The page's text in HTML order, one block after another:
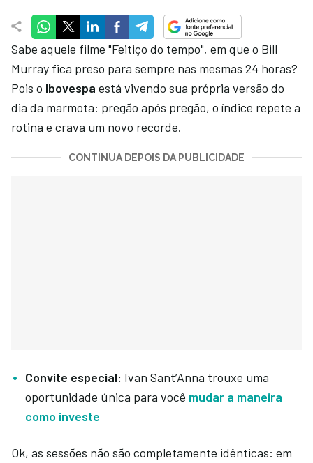
Sabe aquele filme "Feitiço do tempo", em que o Bill
Murray fica preso para sempre nas mesmas 24 horas?
Pois o Ibovespa está vivendo sua própria versão do
dia da marmota: pregão após pregão, o índice repete a
rotina e crava um novo recorde.
CONTINUA DEPOIS DA PUBLICIDADE
Convite especial: Ivan Sant’Anna trouxe uma
oportunidade única para você mudar a maneira
como investe
Ok, as sessões não são completamente idênticas: em